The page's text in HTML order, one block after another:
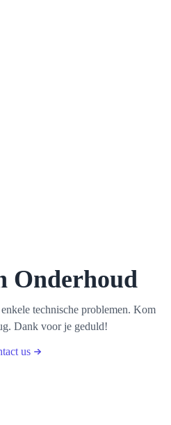
Onderhoud
technische problemen. Kom
Dank voor je geduld!
us